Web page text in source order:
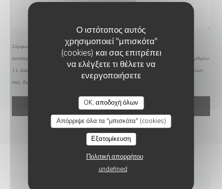
Ο ιστότοπος αυτός
χρησιμοποιεί "μπισκότα"
(cookies) και σας επιτρέπει
να ελέγξετε τι θέλετε να
ενεργοποιήσετε
OK, αποδοχή όλων
Απόρριψε όλα τα "μπισκότα" (cookies)
Εξατομίκευση
Πολιτική απορρήτου
undefined
Σύμφωνα με τον κανονισμό προστασίας δεδομένων (GDPR), έχετε το δικαίωμα να
αντιταχθείτε σε εμπορικές επικοινωνίες. Μπορείτε να εγγραφείτε στο Μητρώο του Άρθρου
11: dpa.gr
. Για περισσότερες πληροφορίες σχετικά με την επεξεργασία των δεδομένων
σας, δείτε την
BASTA COSI !